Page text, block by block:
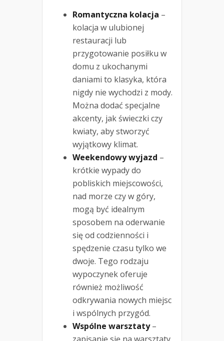
Romantyczna kolacja –
kolacja w ulubionej
restauracji lub
przygotowanie posiłku w
domu z ukochanymi
daniami to klasyka, która
nigdy nie wychodzi z mody.
Można dodać specjalne
akcenty, jak świeczki czy
kwiaty, aby stworzyć
wyjątkowy klimat.
Weekendowy wyjazd –
krótkie wypady do
pobliskich miejscowości,
nad morze czy w góry,
mogą być idealnym
sposobem na oderwanie
się od codzienności i
spędzenie czasu tylko we
dwoje. Tego rodzaju
wypoczynek oferuje
również możliwość
odkrywania nowych miejsc
i wspólnych przygód.
Wspólne warsztaty–